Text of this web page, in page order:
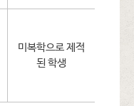
미복학으로 제적
된 학생